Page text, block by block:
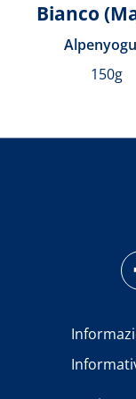
Bianco
150g